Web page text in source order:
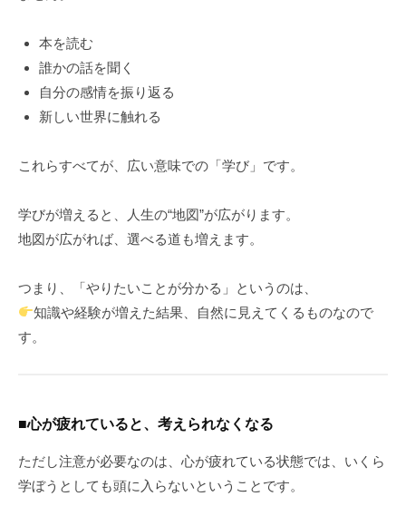
本を読む
誰かの話を聞く
自分の感情を振り返る
新しい世界に触れる
これらすべてが、広い意味での「学び」です。
学びが増えると、人生の“地図”が広がります。
地図が広がれば、選べる道も増えます。
つまり、「やりたいことが分かる」というのは、
知識や経験が増えた結果、自然に見えてくるものなので
す。
■心が疲れていると、考えられなくなる
ただし注意が必要なのは、心が疲れている状態では、いくら
学ぼうとしても頭に入らないということです。